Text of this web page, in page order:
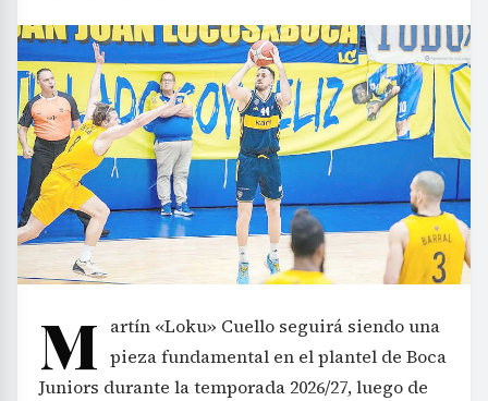
M artín «Loku» Cuello seguirá siendo una
pieza fundamental en el plantel de Boca
Juniors durante la temporada 2026/27, luego de